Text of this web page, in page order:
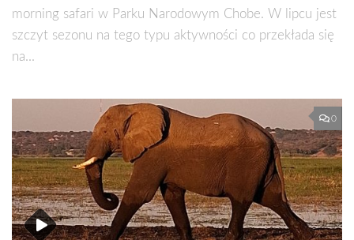
morning safari w Parku Narodowym Chobe. W lipcu jest
szczyt sezonu na tego typu aktywności co przekłada się
na...
0